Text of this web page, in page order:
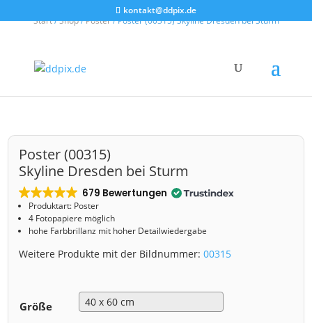
kontakt@ddpix.de
Start/Shop/Poster/ Poster (00315) Skyline Dresden bei Sturm
Poster (00315)
Skyline Dresden bei Sturm
679 Bewertungen
Produktart: Poster
4 Fotopapiere möglich
hohe Farbbrillanz mit hoher Detailwiedergabe
Weitere Produkte mit der Bildnummer:00315
Größe